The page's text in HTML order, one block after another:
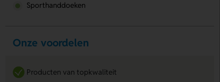
Sporthanddoeken
Onze voordelen
Producten van topkwaliteit